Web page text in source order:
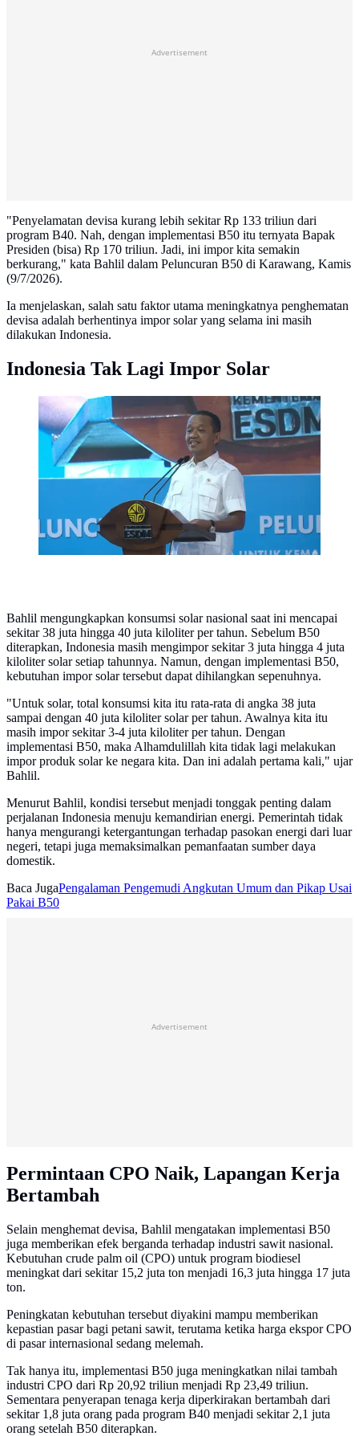
Advertisement
"Penyelamatan devisa kurang lebih sekitar Rp 133 triliun dari
program B40. Nah, dengan implementasi B50 itu ternyata Bapak
Presiden (bisa) Rp 170 triliun. Jadi, ini impor kita semakin
berkurang," kata Bahlil dalam Peluncuran B50 di Karawang, Kamis
(9/7/2026).
Ia menjelaskan, salah satu faktor utama meningkatnya penghematan
devisa adalah berhentinya impor solar yang selama ini masih
dilakukan Indonesia.
Indonesia Tak Lagi Impor Solar
Menteri ESDM Bahlil Lahadalia saat memberikan
sambutan pada peluncuran program Biodiesel B50 di
Karawang, Kamis (9/7/2026).(Liputan6.com/Tira)
Bahlil mengungkapkan konsumsi solar nasional saat ini mencapai
sekitar 38 juta hingga 40 juta kiloliter per tahun. Sebelum B50
diterapkan, Indonesia masih mengimpor sekitar 3 juta hingga 4 juta
kiloliter solar setiap tahunnya. Namun, dengan implementasi B50,
kebutuhan impor solar tersebut dapat dihilangkan sepenuhnya.
"Untuk solar, total konsumsi kita itu rata-rata di angka 38 juta
sampai dengan 40 juta kiloliter solar per tahun. Awalnya kita itu
masih impor sekitar 3-4 juta kiloliter per tahun. Dengan
implementasi B50, maka Alhamdulillah kita tidak lagi melakukan
impor produk solar ke negara kita. Dan ini adalah pertama kali," ujar
Bahlil.
Menurut Bahlil, kondisi tersebut menjadi tonggak penting dalam
perjalanan Indonesia menuju kemandirian energi. Pemerintah tidak
hanya mengurangi ketergantungan terhadap pasokan energi dari luar
negeri, tetapi juga memaksimalkan pemanfaatan sumber daya
domestik.
Baca JugaPengalaman Pengemudi Angkutan Umum dan Pikap Usai
Pakai B50
Advertisement
Permintaan CPO Naik, Lapangan Kerja
Bertambah
Selain menghemat devisa, Bahlil mengatakan implementasi B50
juga memberikan efek berganda terhadap industri sawit nasional.
Kebutuhan crude palm oil (CPO) untuk program biodiesel
meningkat dari sekitar 15,2 juta ton menjadi 16,3 juta hingga 17 juta
ton.
Peningkatan kebutuhan tersebut diyakini mampu memberikan
kepastian pasar bagi petani sawit, terutama ketika harga ekspor CPO
di pasar internasional sedang melemah.
Tak hanya itu, implementasi B50 juga meningkatkan nilai tambah
industri CPO dari Rp 20,92 triliun menjadi Rp 23,49 triliun.
Sementara penyerapan tenaga kerja diperkirakan bertambah dari
sekitar 1,8 juta orang pada program B40 menjadi sekitar 2,1 juta
orang setelah B50 diterapkan.